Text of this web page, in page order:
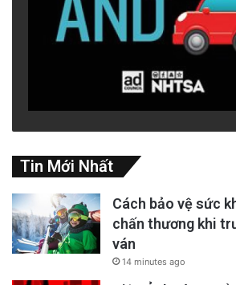
Tin Mới Nhất
Cách bảo vệ sức
chấn thương khi
ván
14 minutes ago